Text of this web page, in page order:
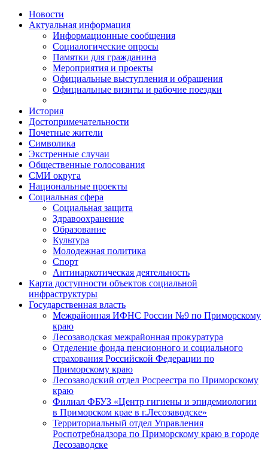
Новости
Актуальная информация
Информационные сообщения
Социалогические опросы
Памятки для гражданина
Мероприятия и проекты
Официальные выступления и обращения
Официальные визиты и рабочие поездки
История
Достопримечательности
Почетные жители
Символика
Экстренные случаи
Общественные голосования
СМИ округа
Национальные проекты
Социальная сфера
Социальная защита
Здравоохранение
Образование
Культура
Молодежная политика
Спорт
Антинаркотическая деятельность
Карта доступности объектов социальной
инфраструктуры
Государственная власть
Межрайонная ИФНС России №9 по Приморскому
краю
Лесозаводская межрайонная прокуратура
Отделение фонда пенсионного и социального
страхования Российской Федерации по
Приморскому краю
Лесозаводский отдел Росреестра по Приморскому
краю
Филиал ФБУЗ «Центр гигиены и эпидемиологии
в Приморском крае в г.Лесозаводске»
Территориальный отдел Управления
Роспотребнадзора по Приморскому краю в городе
Лесозаводске